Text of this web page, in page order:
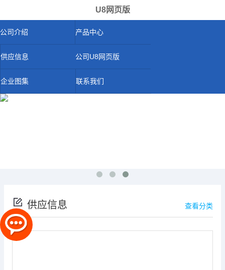
U8网页版
公司介绍 产品中心
供应信息 公司U8网页版
企业图集 联系我们
供应信息 查看分类